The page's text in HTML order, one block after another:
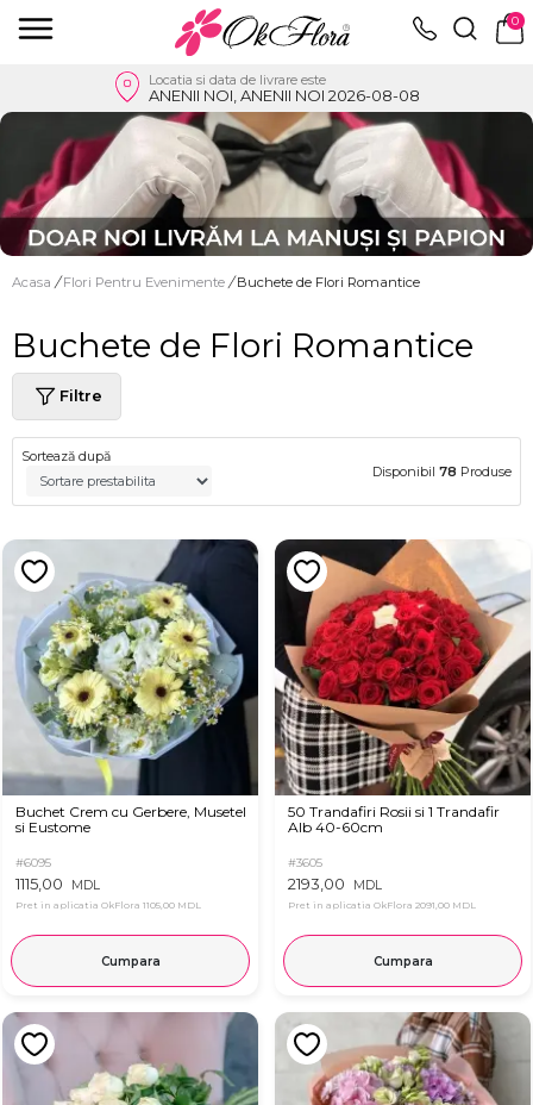
0
Locatia si data de livrare este
ANENII NOI, ANENII NOI 2026-08-08
Acasa / Flori Pentru Evenimente / Buchete de Flori Romantice
Buchete de Flori Romantice
Filtre
Sortează după
Disponibil 78 Produse
Buchet Crem cu Gerbere, Musetel
si Eustome
#6095
1115,00 MDL
Pret in aplicatia OkFlora 1105,00 MDL
Cumpara
50 Trandafiri Rosii si 1 Trandafir
Alb 40-60cm
#3605
2193,00 MDL
Pret in aplicatia OkFlora 2091,00 MDL
Cumpara